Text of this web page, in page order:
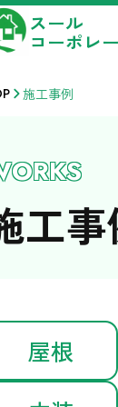
スール
コーポレ
施工事例
工事
屋根